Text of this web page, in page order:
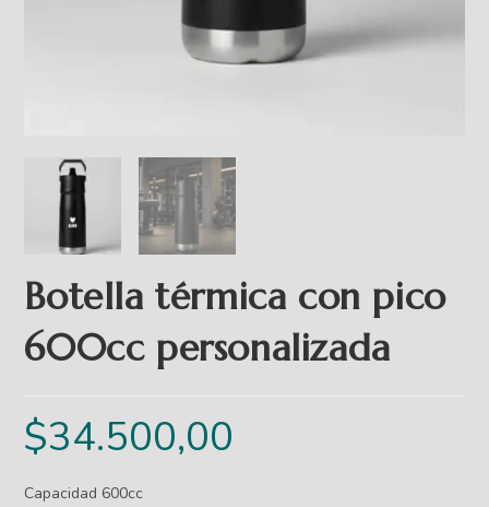
Botella térmica con pico
600cc personalizada
$34.500,00
Capacidad 600cc